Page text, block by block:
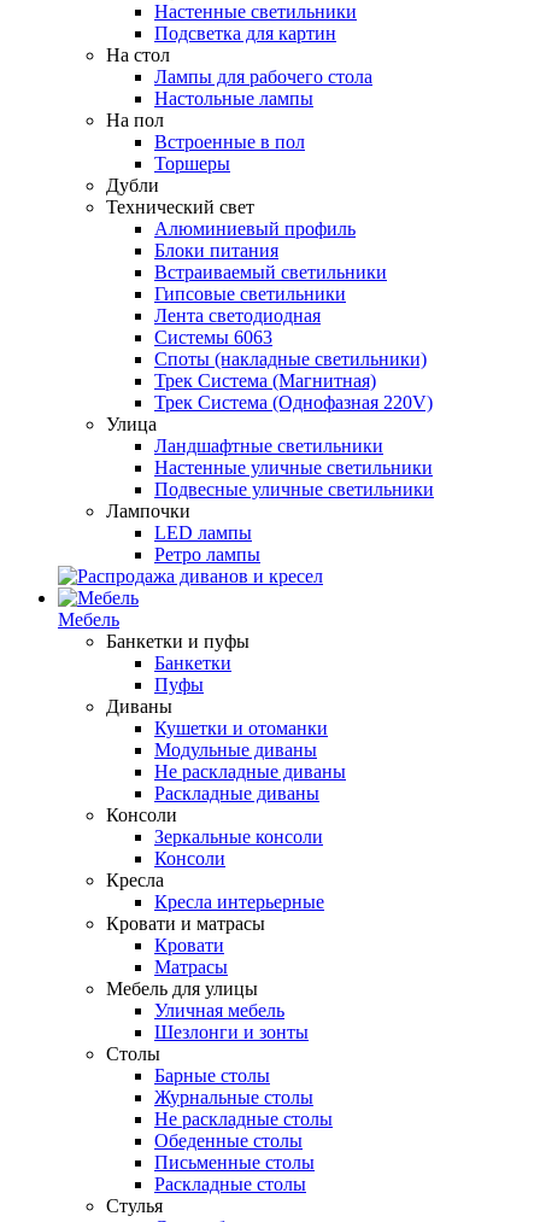
Настенные светильники
Подсветка для картин
На стол
Лампы для рабочего стола
Настольные лампы
На пол
Встроенные в пол
Торшеры
Дубли
Технический свет
Алюминиевый профиль
Блоки питания
Встраиваемый светильники
Гипсовые светильники
Лента светодиодная
Системы 6063
Споты (накладные светильники)
Трек Система (Магнитная)
Трек Система (Однофазная 220V)
Улица
Ландшафтные светильники
Настенные уличные светильники
Подвесные уличные светильники
Лампочки
LED лампы
Ретро лампы
Мебель
Банкетки и пуфы
Банкетки
Пуфы
Диваны
Кушетки и отоманки
Модульные диваны
Не раскладные диваны
Раскладные диваны
Консоли
Зеркальные консоли
Консоли
Кресла
Кресла интерьерные
Кровати и матрасы
Кровати
Матрасы
Мебель для улицы
Уличная мебель
Шезлонги и зонты
Столы
Барные столы
Журнальные столы
Не раскладные столы
Обеденные столы
Письменные столы
Раскладные столы
Стулья